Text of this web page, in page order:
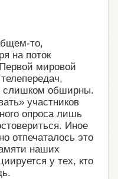
то,
на поток
мировой
слишком обширны.
участников
опроса лишь
Иное
отпечаталось это
наших
у тех, кто